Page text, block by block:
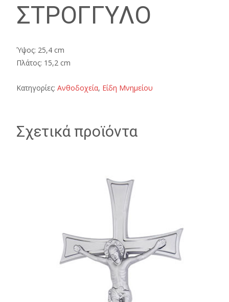
ΣΤΡΟΓΓΥΛΟ
Ύψος: 25,4 cm
Πλάτος: 15,2 cm
Κατηγορίες: Ανθοδοχεία, Είδη Μνημείου
Σχετικά προϊόντα